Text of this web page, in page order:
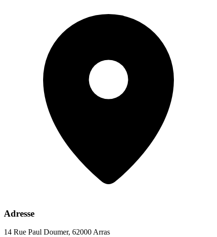
Adresse
14 Rue Paul Doumer, 62000 Arras